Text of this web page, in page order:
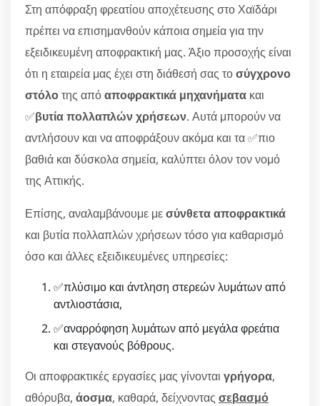
Στη απόφραξη φρεατίου αποχέτευσης στο Χαϊδάρι
πρέπει να επισημανθούν κάποια σημεία για την
εξειδικευμένη αποφρακτική μας. Άξιο προσοχής είναι
ότι η εταιρεία μας έχει στη διάθεσή σας τοσύγχρονο
στόλοτης απόαποφρακτικά μηχανήματα και
✅βυτία πολλαπλών χρήσεων. Αυτά μπορούν να
αντλήσουν και να αποφράξουν ακόμα και τα ✅πιο
βαθιά και δύσκολα σημεία, καλύπτει όλον τον νομό
της Αττικής.
Επίσης, αναλαμβάνουμε μεσύνθετα αποφρακτικά
και βυτία πολλαπλών χρήσεων τόσο για καθαρισμό
όσο και άλλες εξειδικευμένες υπηρεσίες:
✅πλύσιμο και άντληση στερεών λυμάτων από
αντλιοστάσια,
✅αναρρόφηση λυμάτων από μεγάλα φρεάτια
και στεγανούς βόθρους.
Οι αποφρακτικές εργασίες μας γίνονται γρήγορα,
αθόρυβα, άοσμα, καθαρά, δείχνοντας σεβασμό